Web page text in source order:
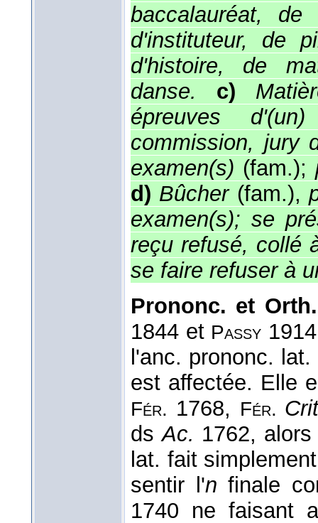
baccalauréat,
d'instituteur, de
d'histoire, de
danse. c)
épreuves
commission, jury
examen(s) (fam.);
d) Bûcher(fam.),
examen(s); se
reçu refusé, collé
se faire refuser à
Prononc. et
1844 et Passy
l'anc. prononc.
est affectée. Elle
Fér. 1768, Fér.
dsAc. 1762,
lat. fait
sentir l'n finale
1740 ne faisant